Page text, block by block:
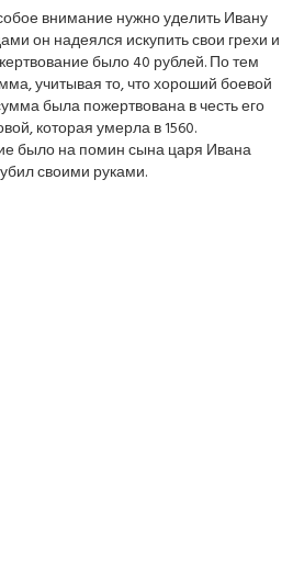
внимание нужно уделить Ивану
он надеялся искупить свои грехи и
было 40 рублей. По тем
учитывая то, что хороший боевой
была пожертвована в честь его
которая умерла в 1560.
было на помин сына царя Ивана
своими руками.